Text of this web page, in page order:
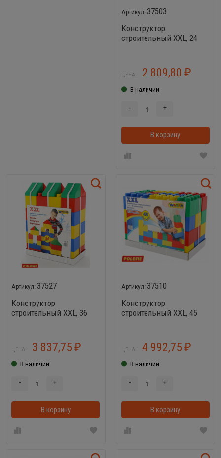
37503
Конструктор
строительный XXL, 24
ЦЕНА: 2 809,80 ₽
В наличии
- +
В корзину
37527
Конструктор
строительный XXL, 36
ЦЕНА: 3 837,75 ₽
В наличии
- +
В корзину В корзинке
37510
Конструктор
строительный XXL, 45
ЦЕНА: 4 992,75 ₽
В наличии
- +
В корзину